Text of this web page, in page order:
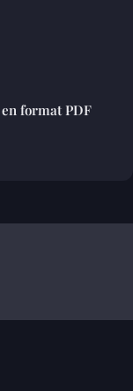
format PDF